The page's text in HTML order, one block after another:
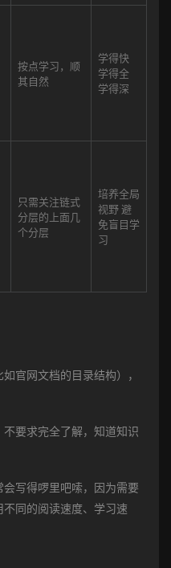
按点学习，顺
其自然
学得快
学得全
学得深
只需关注链式
分层的上面几
个分层
培养全局
视野 避
免盲目学
习
官网文档的目录结构），
要求完全了解，知道知识
写得啰里吧嗦，因为需要
同的阅读速度、学习速